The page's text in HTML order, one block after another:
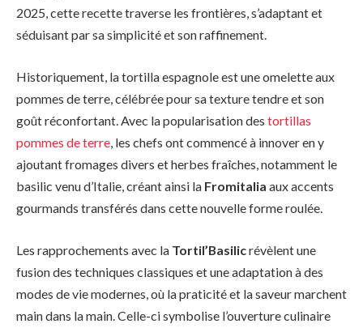
2025, cette recette traverse les frontières, s’adaptant et
séduisant par sa simplicité et son raffinement.
Historiquement, la tortilla espagnole est une omelette aux
pommes de terre, célébrée pour sa texture tendre et son
goût réconfortant. Avec la popularisation des tortillas
pommes de terre, les chefs ont commencé à innover en y
ajoutant fromages divers et herbes fraîches, notamment le
basilic venu d’Italie, créant ainsi la Fromitalia aux accents
gourmands transférés dans cette nouvelle forme roulée.
Les rapprochements avec la Tortil’Basilicrévèlent une
fusion des techniques classiques et une adaptation à des
modes de vie modernes, où la praticité et la saveur marchent
main dans la main. Celle-ci symbolise l’ouverture culinaire